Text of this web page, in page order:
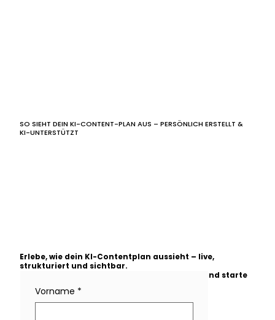
SO SIEHT DEIN KI-CONTENT-PLAN AUS – PERSÖNLICH ERSTELLT &
KI-UNTERSTÜTZT
Erlebe, wie dein KI-Contentplan aussieht – live,
strukturiert und sichtbar.
Fordere jetzt deine kostenlose Vorschau an und starte
Vorname *